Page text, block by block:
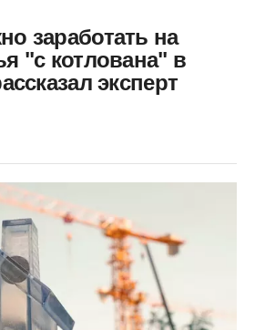
заработать на
"с котлована" в
эксперт